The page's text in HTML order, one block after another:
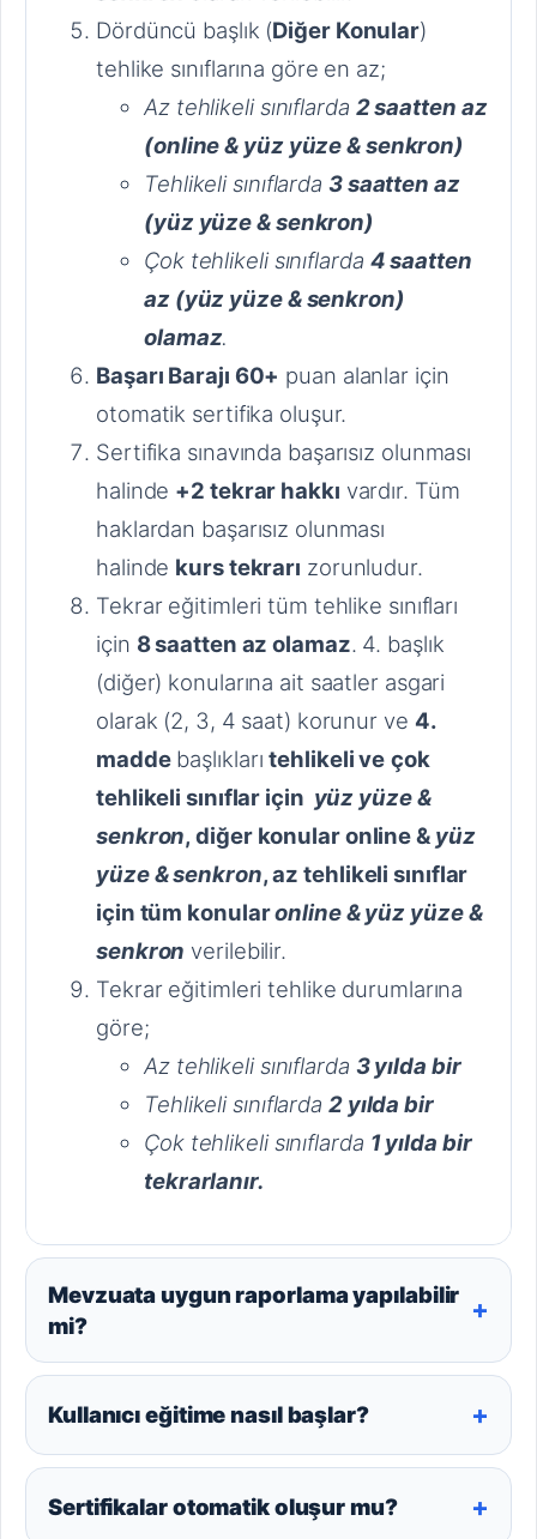
Dördüncü başlık (Diğer Konular)
tehlike sınıflarına göre en az;
Az tehlikeli sınıflarda 2 saatten az
(online & yüz yüze & senkron)
Tehlikeli sınıflarda 3 saatten az
(yüz yüze & senkron)
Çok tehlikeli sınıflarda 4 saatten
az (yüz yüze & senkron)
olamaz.
Başarı Barajı 60+ puan alanlar için
otomatik sertifika oluşur.
Sertifika sınavında başarısız olunması
halinde +2 tekrar hakkı vardır. Tüm
haklardan başarısız olunması
halinde kurs tekrarı zorunludur.
Tekrar eğitimleri tüm tehlike sınıfları
için 8 saatten az olamaz. 4. başlık
(diğer) konularına ait saatler asgari
olarak (2, 3, 4 saat) korunur ve 4.
maddebaşlıklarıtehlikeli ve çok
tehlikeli sınıflar için yüz yüze &
senkron, diğer konular online & yüz
yüze & senkron, az tehlikeli sınıflar
için tüm konularonline & yüz yüze &
senkron verilebilir.
Tekrar eğitimleri tehlike durumlarına
göre;
Az tehlikeli sınıflarda 3 yılda bir
Tehlikeli sınıflarda 2 yılda bir
Çok tehlikeli sınıflarda 1 yılda bir
tekrarlanır.
Mevzuata uygun raporlama yapılabilir
mi?
+
Kullanıcı eğitime nasıl başlar? +
Sertifikalar otomatik oluşur mu? +